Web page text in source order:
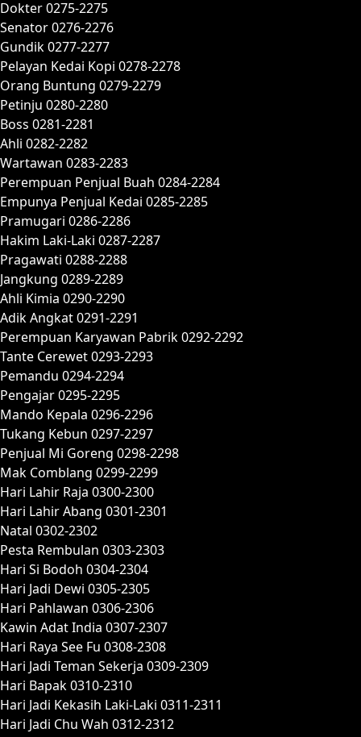
Dokter 0275-2275
Senator 0276-2276
Gundik 0277-2277
Pelayan Kedai Kopi 0278-2278
Orang Buntung 0279-2279
Petinju 0280-2280
Boss 0281-2281
Ahli 0282-2282
Wartawan 0283-2283
Perempuan Penjual Buah 0284-2284
Empunya Penjual Kedai 0285-2285
Pramugari 0286-2286
Hakim Laki-Laki 0287-2287
Pragawati 0288-2288
Jangkung 0289-2289
Ahli Kimia 0290-2290
Adik Angkat 0291-2291
Perempuan Karyawan Pabrik 0292-2292
Tante Cerewet 0293-2293
Pemandu 0294-2294
Pengajar 0295-2295
Mando Kepala 0296-2296
Tukang Kebun 0297-2297
Penjual Mi Goreng 0298-2298
Mak Comblang 0299-2299
Hari Lahir Raja 0300-2300
Hari Lahir Abang 0301-2301
Natal 0302-2302
Pesta Rembulan 0303-2303
Hari Si Bodoh 0304-2304
Hari Jadi Dewi 0305-2305
Hari Pahlawan 0306-2306
Kawin Adat India 0307-2307
Hari Raya See Fu 0308-2308
Hari Jadi Teman Sekerja 0309-2309
Hari Bapak 0310-2310
Hari Jadi Kekasih Laki-Laki 0311-2311
Hari Jadi Chu Wah 0312-2312